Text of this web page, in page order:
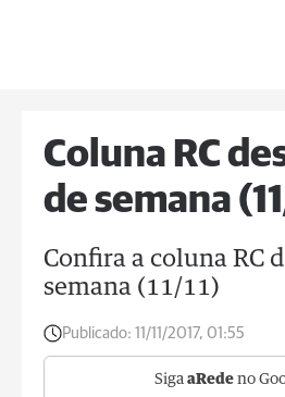
Coluna RC
de semana
Confira a coluna RC
semana (11/11)
Publicado: 11/11/2017, 01:55
Siga aRede no